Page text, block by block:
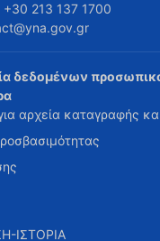
+30 213 137 1700
δεδομένων
αρχεία καταγραφής
ΙΣΤΟΡΙΑ